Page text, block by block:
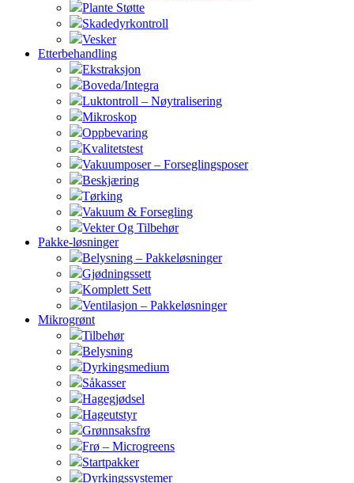
Plante Støtte
Skadedyrkontroll
Vesker
Etterbehandling
Ekstraksjon
Boveda/Integra
Luktontroll – Nøytralisering
Mikroskop
Oppbevaring
Kvalitetstest
Vakuumposer – Forseglingsposer
Beskjæring
Tørking
Vakuum & Forsegling
Vekter Og Tilbehør
Pakke-løsninger
Belysning – Pakkeløsninger
Gjødningssett
Komplett Sett
Ventilasjon – Pakkeløsninger
Mikrogrønt
Tilbehør
Belysning
Dyrkingsmedium
Såkasser
Hagegjødsel
Hageutstyr
Grønnsaksfrø
Frø – Microgreens
Startpakker
Dyrkingssystemer